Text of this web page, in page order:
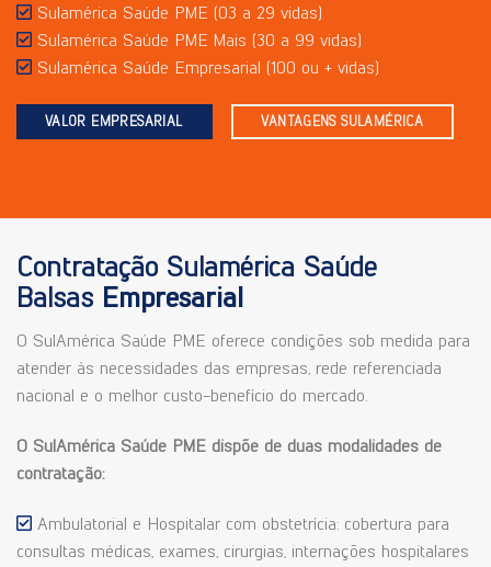
Sulamérica Saúde PME (03 a 29 vidas)
Sulamérica Saúde PME Mais (30 a 99 vidas)
Sulamérica Saúde Empresarial (100 ou + vidas)
VALOR EMPRESARIAL VANTAGENS SULAMÉRICA
Contratação Sulamérica Saúde
Balsas Empresarial
O SulAmérica Saúde PME oferece condições sob medida para
atender às necessidades das empresas, rede referenciada
nacional e o melhor custo-benefício do mercado.
O SulAmérica Saúde PME dispõe de duas modalidades de
contratação:
Ambulatorial e Hospitalar com obstetrícia: cobertura para
consultas médicas, exames, cirurgias, internações hospitalares